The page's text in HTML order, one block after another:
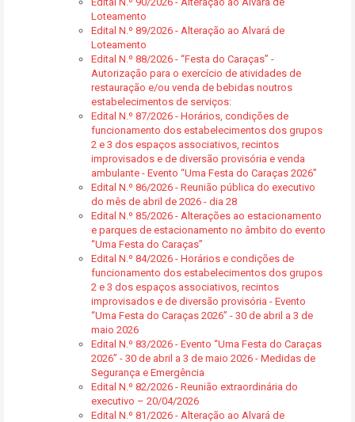
Loteamento
Edital N.º 89/2026 - Alteração ao Alvará de
Loteamento
Edital N.º 88/2026 - “Festa do Caraças” -
Autorização para o exercício de atividades de
restauração e/ou venda de bebidas noutros
estabelecimentos de serviços:
Edital N.º 87/2026 - Horários, condições de
funcionamento dos estabelecimentos dos grupos
2 e 3 dos espaços associativos, recintos
improvisados e de diversão provisória e venda
ambulante - Evento “Uma Festa do Caraças 2026”
Edital N.º 86/2026 - Reunião pública do executivo
do mês de abril de 2026 - dia 28
Edital N.º 85/2026 - Alterações ao estacionamento
e parques de estacionamento no âmbito do evento
“Uma Festa do Caraças”
Edital N.º 84/2026 - Horários e condições de
funcionamento dos estabelecimentos dos grupos
2 e 3 dos espaços associativos, recintos
improvisados e de diversão provisória - Evento
“Uma Festa do Caraças 2026” - 30 de abril a 3 de
maio 2026
Edital N.º 83/2026 - Evento “Uma Festa do Caraças
2026” - 30 de abril a 3 de maio 2026 - Medidas de
Segurança e Emergência
Edital N.º 82/2026 - Reunião extraordinária do
executivo – 20/04/2026
Edital N.º 81/2026 - Alteração ao Alvará de